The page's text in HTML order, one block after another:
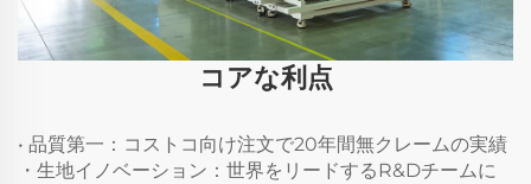
コアな利点
• 品質第一：コストコ向け注文で20年間無クレームの実績
・生地イノベーション：世界をリードするR&Dチームに